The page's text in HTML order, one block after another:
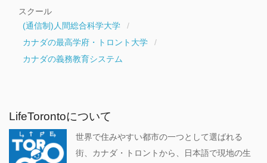
スクール
(通信制)人間総合科学大学
カナダの最高学府・トロント大学
カナダの義務教育システム
LifeTorontoについて
世界で住みやすい都市の一つとして選ばれる
街、カナダ・トロントから、日本語で現地の生